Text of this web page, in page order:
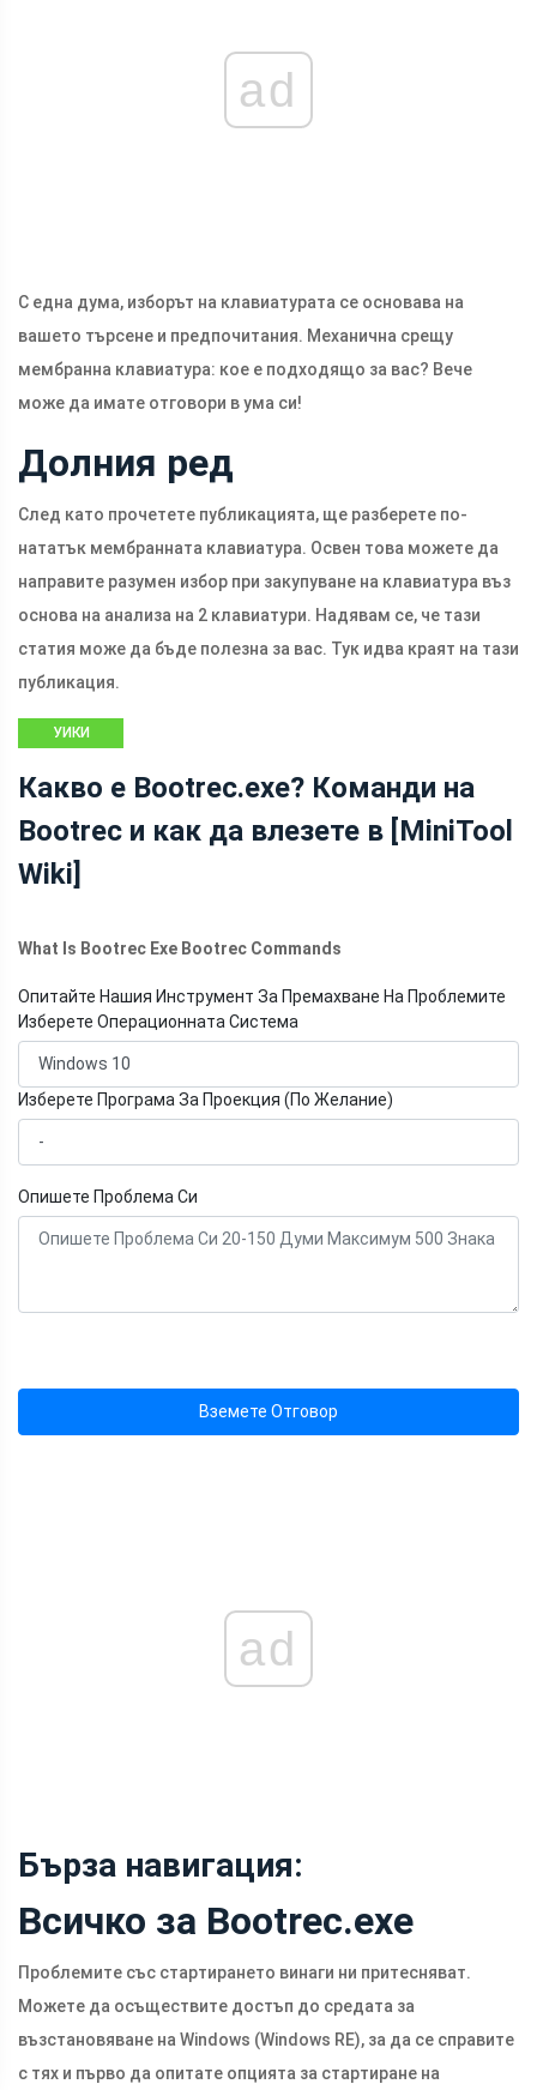
ad
С една дума, изборът на клавиатурата се основава на
вашето търсене и предпочитания. Механична срещу
мембранна клавиатура: кое е подходящо за вас? Вече
може да имате отговори в ума си!
Долния ред
След като прочетете публикацията, ще разберете по-
нататък мембранната клавиатура. Освен това можете да
направите разумен избор при закупуване на клавиатура въз
основа на анализа на 2 клавиатури. Надявам се, че тази
статия може да бъде полезна за вас. Тук идва краят на тази
публикация.
УИКИ
НА MINITOOL
Какво е Bootrec.exe? Команди на
Bootrec и как да влезете в [MiniTool
Wiki]
What Is Bootrec Exe Bootrec Commands
Опитайте Нашия Инструмент За Премахване На Проблемите
Изберете Операционната Система
Изберете Програма За Проекция (По Желание)
Опишете Проблема Си
Вземете Отговор
ad
Бърза навигация:
Всичко за Bootrec.exe
Проблемите със стартирането винаги ни притесняват.
Можете да осъществите достъп до средата за
възстановяване на Windows (Windows RE), за да се справите
с тях и първо да опитате опцията за стартиране на